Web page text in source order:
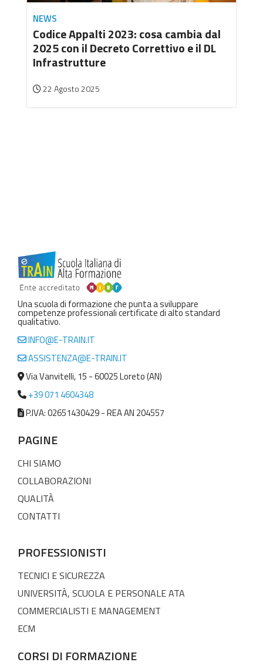
NEWS
Codice Appalti 2023: cosa cambia dal
2025 con il Decreto Correttivo e il DL
Infrastrutture
22 Agosto 2025
Una scuola di formazione che punta a sviluppare
competenze professionali certificate di alto standard
qualitativo.
INFO@E-TRAIN.IT
ASSISTENZA@E-TRAIN.IT
Via Vanvitelli, 15 - 60025 Loreto (AN)
+39 071 4604348
P.IVA: 02651430429 - REA AN 204557
PAGINE
CHI SIAMO
COLLABORAZIONI
QUALITÀ
CONTATTI
PROFESSIONISTI
TECNICI E SICUREZZA
UNIVERSITÀ, SCUOLA E PERSONALE ATA
COMMERCIALISTI E MANAGEMENT
ECM
CORSI DI FORMAZIONE